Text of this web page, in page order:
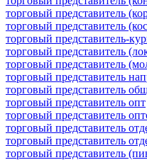
торговый представитель
торговый представитель
торговый представитель-
торговый представитель
торговый представитель
торговый представитель
торговый представитель
торговый представитель опт
торговый представитель
торговый представитель
торговый представитель
торговый представитель